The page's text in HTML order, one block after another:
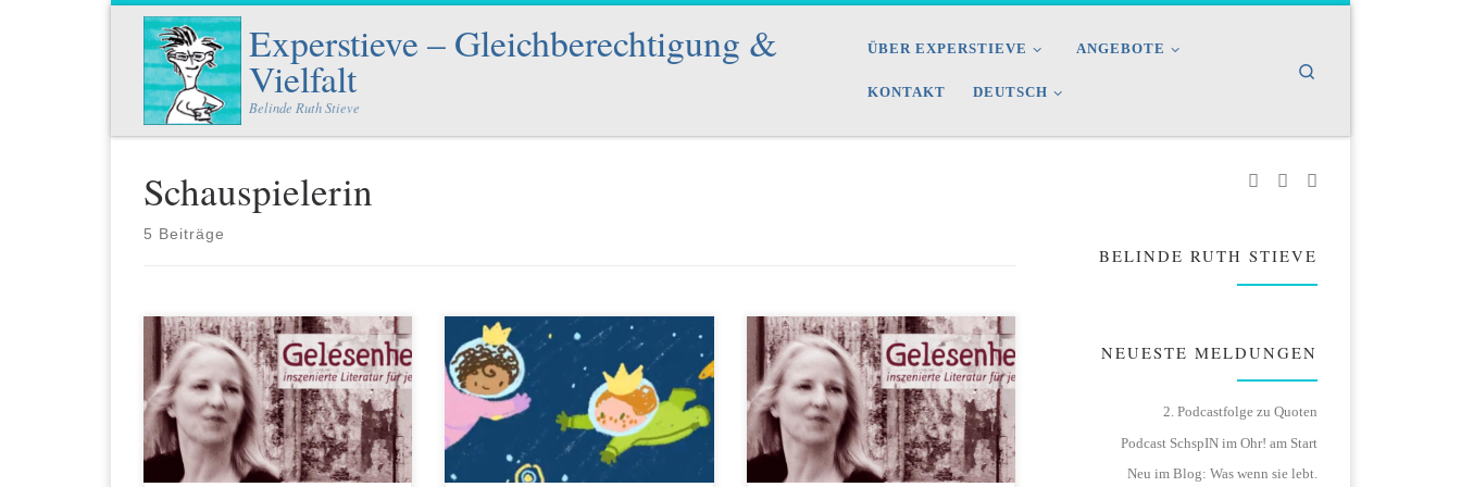
Zum Inhalt springen Experstieve – Gleichberechtigung &
Vielfalt
Belinde Ruth Stieve
ÜBER EXPERSTIEVE ANGEBOTE
KONTAKT DEUTSCH
Schauspielerin
5 Beiträge
Auf Einladung von Sofia e.V. frauen
bilden trete ich am Internationalen
Frauentag 8. März im Tölzer
Marionetten Theater mit meiner
Frauenpower-Gelesenheit Bin weder
Frollein, aber schön! auf.
Naomi Fearn, Comiczeichnerin (u.a.
Berliner Schnuppen im Tagesspiegel)
und Musikerin (u.a. Sticky Biscuits)
hat im November 2025 ein
wunderschönes Musikvideo erstellt.
Der Song entstand als Teaser für einen
Zeichenworkshop für Kinder, jetzt gibt
Am Vorabend des Fachtags Tatort
Medien 2024 in Trier, ausgerichtet
vom Frauennotruf Trier und der AG
Frieden Trier, trete ich mit meiner
Frauenpower-Literaturinszenierung
BIN WEDER FROLLEIN, ABER
SCHÖN! aus der Reihe Gelesenheiten
BELINDE RUTH STIEVE
NEUESTE MELDUNGEN
2. Podcastfolge zu Quoten
Podcast SchspIN im Ohr! am Start
Neu im Blog: Was wenn sie lebt.